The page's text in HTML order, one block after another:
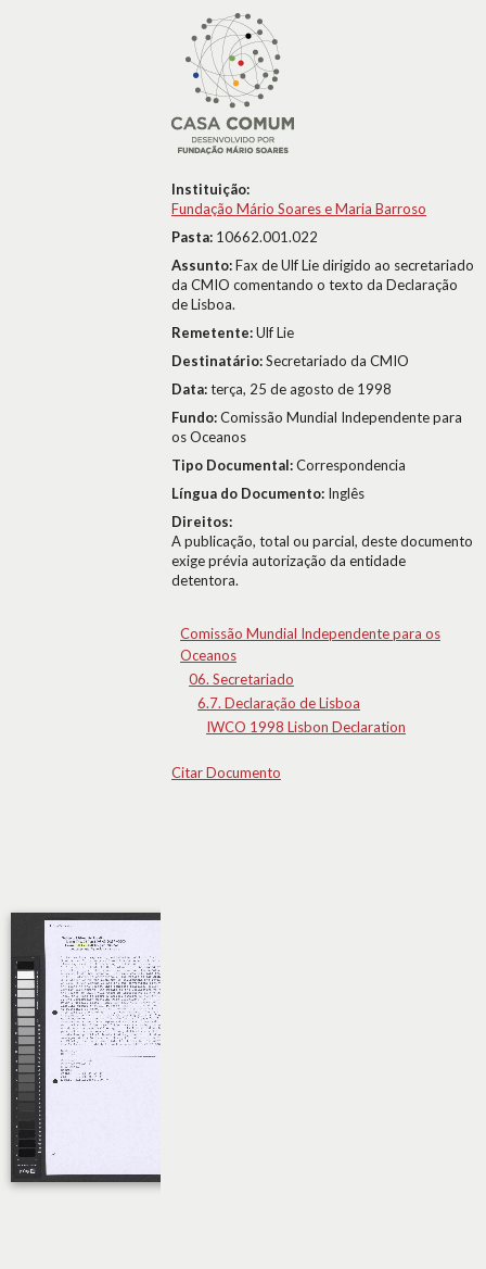
Instituição:
Fundação Mário Soares e Maria Barroso
Pasta: 10662.001.022
Assunto:Fax de Ulf Lie dirigido ao secretariado
da CMIO comentando o texto da Declaração
de Lisboa.
Remetente:Ulf Lie
Destinatário:Secretariado da CMIO
Data:terça, 25 de agosto de 1998
Fundo:Comissão Mundial Independente para
os Oceanos
Tipo Documental:Correspondencia
Língua do Documento: Inglês
Direitos:
A publicação, total ou parcial, deste documento
exige prévia autorização da entidade
detentora.
Comissão Mundial Independente para os
Oceanos
06. Secretariado
6.7. Declaração de Lisboa
IWCO 1998 Lisbon Declaration
Citar Documento